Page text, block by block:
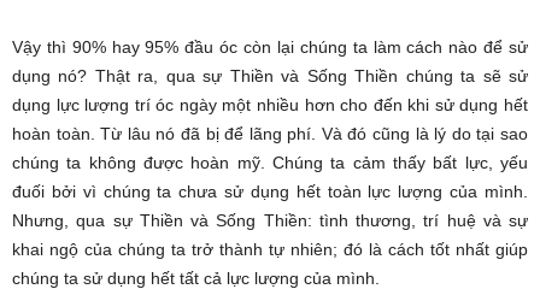
Vậy thì 90% hay 95% đầu óc còn lại chúng ta làm cách nào để sử
dụng nó? Thật ra, qua sự Thiền và Sống Thiền chúng ta sẽ sử
dụng lực lượng trí óc ngày một nhiều hơn cho đến khi sử dụng hết
hoàn toàn. Từ lâu nó đã bị để lãng phí. Và đó cũng là lý do tại sao
chúng ta không được hoàn mỹ. Chúng ta cảm thấy bất lực, yếu
đuối bởi vì chúng ta chưa sử dụng hết toàn lực lượng của mình.
Nhưng, qua sự Thiền và Sống Thiền: tình thương, trí huệ và sự
khai ngộ của chúng ta trở thành tự nhiên; đó là cách tốt nhất giúp
chúng ta sử dụng hết tất cả lực lượng của mình.